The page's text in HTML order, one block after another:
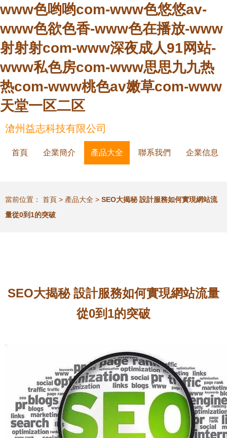
www色哟哟com-www色悠悠av-
www色欲色香-www色在播放-www
射射射com-www深夜成人91网站-
www私色房com-www思思九九热
热com-www桃色av嫩草com-www
天堂一区二区
滄州益志科技有限公司
首頁 企業簡介 產品大全 聯系我們 企業信息
當前位置： 首頁 > 產品大全 > SEO大揭秘 設計服務如何實現網站流
量從0到1的突破
SEO大揭秘 設計服務如何實現網站流量
從0到1的突破